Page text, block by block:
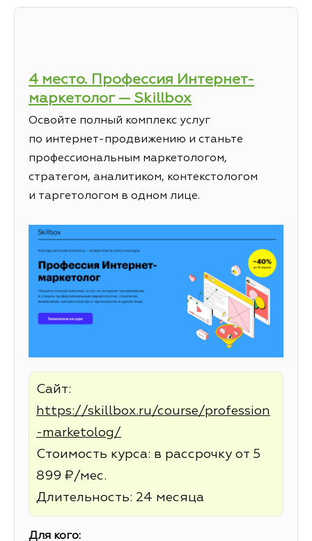
4 место. Профессия Интернет-
маркетолог — Skillbox
Освойте полный комплекс услуг
по интернет-продвижению и станьте
профессиональным маркетологом,
стратегом, аналитиком, контекстологом
и таргетологом в одном лице.
Сайт:
https://skillbox.ru/course/profession
-marketolog/
Стоимость курса: в рассрочку от 5
899 ₽/мес.
Длительность: 24 месяца
Для кого: